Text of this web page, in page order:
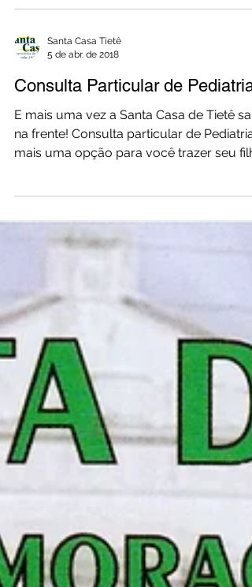
receberam uma palestra de como
Santa Casa Tietê
Consulta Particular de Pediatria
E mais uma vez a Santa Casa de Tietê sai
mais uma opção para você trazer seu